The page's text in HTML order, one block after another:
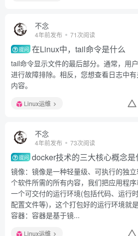
不念
4年前发布 71次阅读
提问 在Linux中，tail命令是什么
tail命令显示文件的最后部分。通常，用
进行故障排除。相反，您想查看日志中
内容。
Linux运维
不念
4年前发布 73次阅读
提问 docker技术的三大核心概念是
镜像：镜像是一种轻量级、可执行的独
个软件所需的所有内容，我们把应用程
一个可交付的运行环境(包括代码、运行
配置文件等)，这个打包好的运行环境就
容器：容器是基于镜...
Linux运维